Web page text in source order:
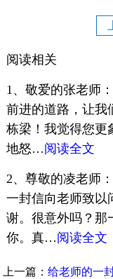
阅读相关
1、敬爱的张老师
前进的道路，让我
栋梁！我觉得您更
地怒…阅读全文
2、尊敬的凌老师
一封信向老师致以
谢。很意外吗？那
你。真…阅读全文
上一篇：给老师的一